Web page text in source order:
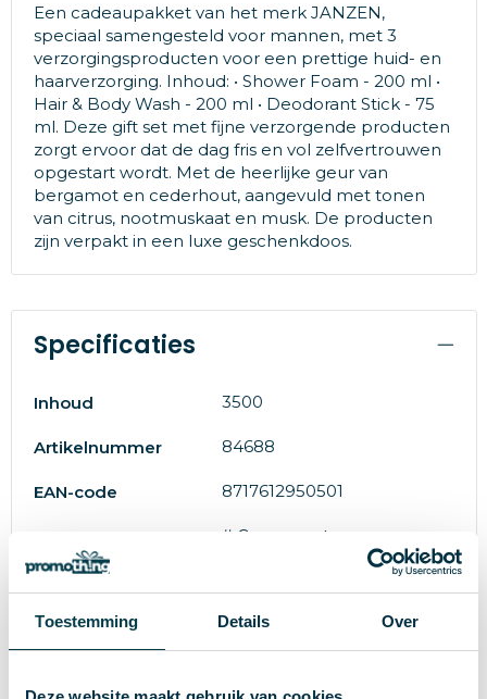
Toestemming Details Over
Een cadeaupakket van het merk JANZEN,
speciaal samengesteld voor mannen, met 3
verzorgingsproducten voor een prettige huid- en
haarverzorging. Inhoud: • Shower Foam - 200 ml •
Hair & Body Wash - 200 ml • Deodorant Stick - 75
ml. Deze gift set met fijne verzorgende producten
zorgt ervoor dat de dag fris en vol zelfvertrouwen
opgestart wordt. Met de heerlijke geur van
bergamot en cederhout, aangevuld met tonen
van citrus, nootmuskaat en musk. De producten
zijn verpakt in een luxe geschenkdoos.
Specificaties
Inhoud 3500
Artikelnummer 84688
EAN-code 8717612950501
# Geen maat
Gewicht
Merk JANZEN